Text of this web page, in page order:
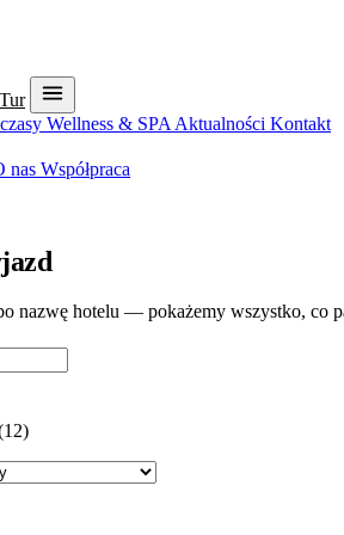
Wellness & SPA Aktualności Kontakt
nas Współpraca
nazwę hotelu — pokażemy wszystko, co